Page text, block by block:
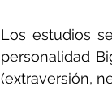
Los estudios
personalidad
(extraversión,